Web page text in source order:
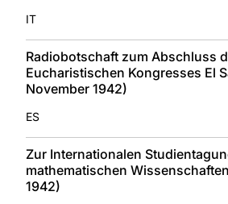
IT
Radiobotschaft zum Abschluss
Eucharistischen Kongresses El
November 1942)
ES
Zur Internationalen
mathematischen
1942)